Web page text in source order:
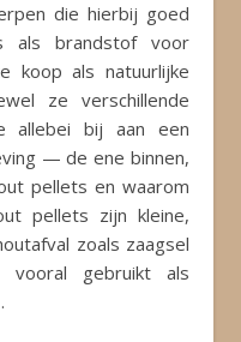
die hierbij goed
als brandstof voor
koop als natuurlijke
ze verschillende
allebei bij aan een
— de ene binnen,
pellets en waarom
pellets zijn kleine,
zoals zaagsel
vooral gebruikt als